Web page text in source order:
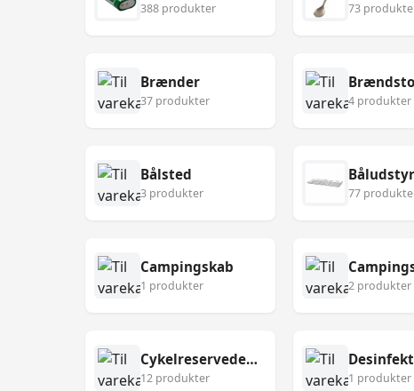
388 produkter 73
Brænder
37 produkter 4 produkter
Bålsted
3 produkter
Båludstyr
77
Campingskab
1 produkter 2 produkter
Cykelreservedele
12 produkter 1 produkter